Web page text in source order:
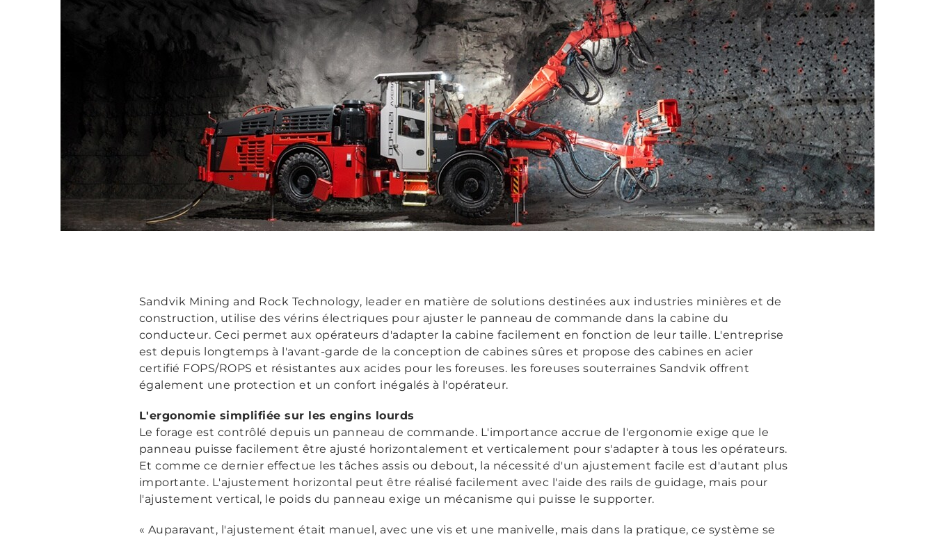
Sandvik Mining and Rock Technology, leader en matière de solutions destinées aux industries minières et de
construction, utilise des vérins électriques pour ajuster le panneau de commande dans la cabine du
conducteur. Ceci permet aux opérateurs d'adapter la cabine facilement en fonction de leur taille. L'entreprise
est depuis longtemps à l'avant-garde de la conception de cabines sûres et propose des cabines en acier
certifié FOPS/ROPS et résistantes aux acides pour les foreuses. les foreuses souterraines Sandvik offrent
également une protection et un confort inégalés à l'opérateur.
L'ergonomie simplifiée sur les engins lourds
Le forage est contrôlé depuis un panneau de commande. L'importance accrue de l'ergonomie exige que le
panneau puisse facilement être ajusté horizontalement et verticalement pour s'adapter à tous les opérateurs.
Et comme ce dernier effectue les tâches assis ou debout, la nécessité d'un ajustement facile est d'autant plus
importante. L'ajustement horizontal peut être réalisé facilement avec l'aide des rails de guidage, mais pour
l'ajustement vertical, le poids du panneau exige un mécanisme qui puisse le supporter.
« Auparavant, l'ajustement était manuel, avec une vis et une manivelle, mais dans la pratique, ce système se